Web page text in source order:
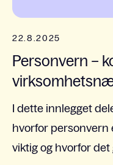
22.8.2025
Personvern –
I dette innlegget
hvorfor personvern
viktig og hvorfor